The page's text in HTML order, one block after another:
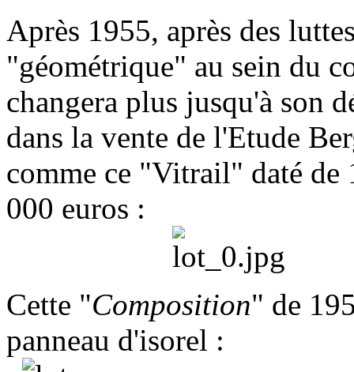
Après 1955, après des
"géométrique" au sein du
changera plus jusqu'à son
dans la vente de l'Etude
comme ce "Vitrail" daté de
000 euros :
Cette "Composition" de
panneau d'isorel :